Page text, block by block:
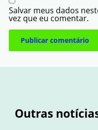
Salvar meus dados
vez que eu comentar.
Outras